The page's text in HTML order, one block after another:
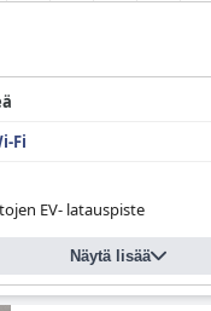
Fi
EV- latauspiste
Näytä lisää